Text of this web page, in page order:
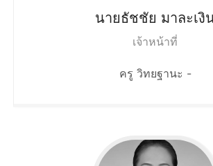
นายธัชชัย มาละเงิ
เจ้าหน้าที่
ครู วิทยฐานะ -